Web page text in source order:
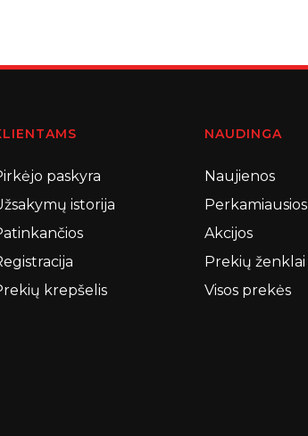
paskyra
istorija
krepšelis
NAUDINGA
Naujienos
Perkamiausios
Akcijos
Prekių ženklai
Visos prekės